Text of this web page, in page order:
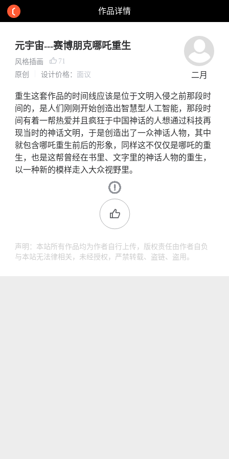
作品详情
元宇宙---赛博朋克哪吒重生
风格插画
71
原创
设计价格： 面议 二月
重生这套作品的时间线应该是位于文明入侵之前那段时
间的，是人们刚刚开始创造出智慧型人工智能，那段时
间有着一帮热爱并且疯狂于中国神话的人想通过科技再
现当时的神话文明，于是创造出了一众神话人物，其中
就包含哪吒重生前后的形象，同样这不仅仅是哪吒的重
生，也是这帮曾经在书里、文字里的神话人物的重生，
以一种新的模样走入大众视野里。
声明：本站所有作品均为作者自行上传，版权责任由作者自负
与本站无法律相关，未经授权，严禁转载、盗链、盗用。